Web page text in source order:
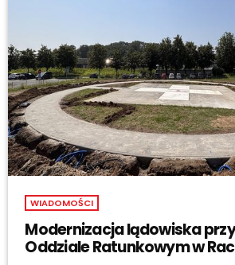
WIADOMOŚCI
Modernizacja lądowiska
Oddziale Ratunkowym w